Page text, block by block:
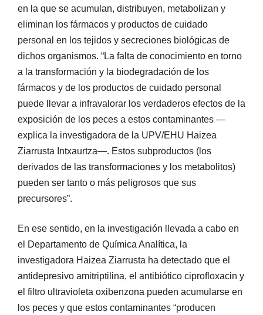
en la que se acumulan, distribuyen, metabolizan y
eliminan los fármacos y productos de cuidado
personal en los tejidos y secreciones biológicas de
dichos organismos. “La falta de conocimiento en torno
a la transformación y la biodegradación de los
fármacos y de los productos de cuidado personal
puede llevar a infravalorar los verdaderos efectos de la
exposición de los peces a estos contaminantes —
explica la investigadora de la UPV/EHU Haizea
Ziarrusta Intxaurtza—. Estos subproductos (los
derivados de las transformaciones y los metabolitos)
pueden ser tanto o más peligrosos que sus
precursores”.
En ese sentido, en la investigación llevada a cabo en
el Departamento de Química Analítica, la
investigadora Haizea Ziarrusta ha detectado que el
antidepresivo amitriptilina, el antibiótico ciprofloxacin y
el filtro ultravioleta oxibenzona pueden acumularse en
los peces y que estos contaminantes “producen